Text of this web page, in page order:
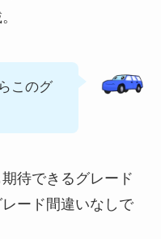
このグ
待できるグレード
ード間違いなしで